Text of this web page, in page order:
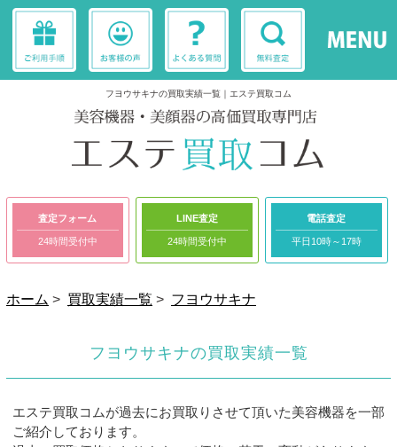
フヨウサキナの買取実績一覧｜エステ買取コム
査定フォーム
24時間受付中
LINE査定
24時間受付中
電話査定
平日10時～17時
ホーム > 買取実績一覧 > フヨウサキナ
フヨウサキナの買取実績一覧
エステ買取コムが過去にお買取りさせて頂いた美容機器を一部
ご紹介しております。